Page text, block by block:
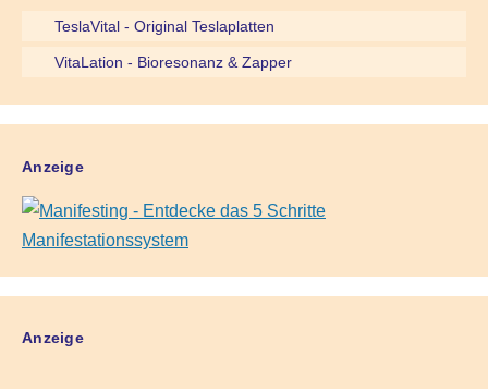
TeslaVital - Original Teslaplatten
VitaLation - Bioresonanz & Zapper
Anzeige
Anzeige